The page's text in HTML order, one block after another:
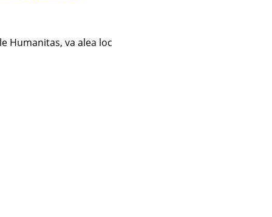
Humanitas, va alea loc